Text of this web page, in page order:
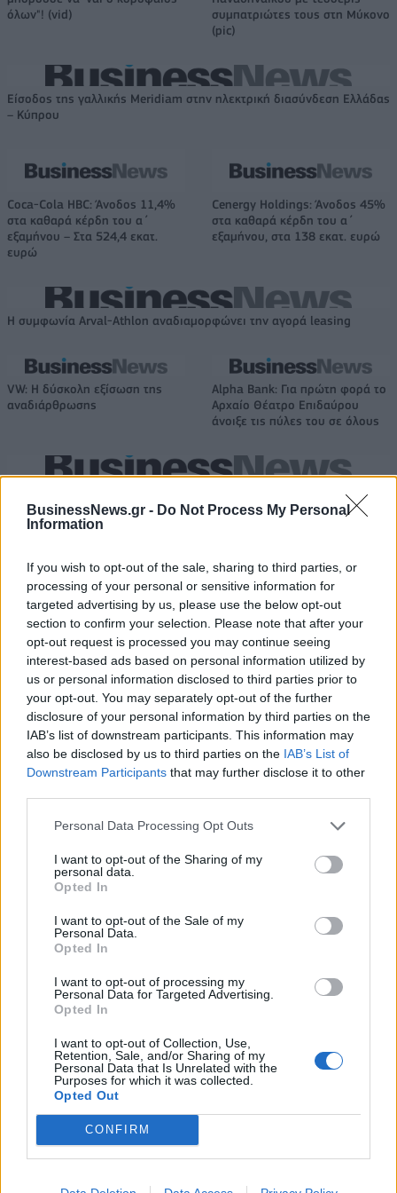
BusinessNews.gr - Do Not Process My Personal
Information
If you wish to opt-out of the sale, sharing to third parties, or
processing of your personal or sensitive information for
targeted advertising by us, please use the below opt-out
section to confirm your selection. Please note that after your
opt-out request is processed you may continue seeing
interest-based ads based on personal information utilized by
us or personal information disclosed to third parties prior to
your opt-out. You may separately opt-out of the further
disclosure of your personal information by third parties on the
IAB’s list of downstream participants. This information may
also be disclosed by us to third parties on the IAB’s List of
Downstream Participants that may further disclose it to other
Personal Data Processing Opt Outs
I want to opt-out of the Sharing of my
personal data.
Opted In
I want to opt-out of the Sale of my
Personal Data.
Opted In
I want to opt-out of processing my
Personal Data for Targeted Advertising.
Opted In
I want to opt-out of Collection, Use,
Retention, Sale, and/or Sharing of my
Personal Data that Is Unrelated with the
Purposes for which it was collected.
Opted Out
CONFIRM
όλων"! (vid)
συμπατριώτες τους στη Μύκονο
(pic)
Είσοδος της γαλλικής Meridiam στην ηλεκτρική διασύνδεση Ελλάδας
– Κύπρου
Coca-Cola HBC: Άνοδος 11,4%
στα καθαρά κέρδη του α΄
εξαμήνου – Στα 524,4 εκατ.
ευρώ
Cenergy Holdings: Άνοδος 45%
στα καθαρά κέρδη του α΄
εξαμήνου, στα 138 εκατ. ευρώ
Η συμφωνία Arval-Athlon αναδιαμορφώνει την αγορά leasing
VW: Η δύσκολη εξίσωση της
αναδιάρθρωσης
Alpha Bank: Για πρώτη φορά το
Αρχαίο Θέατρο Επιδαύρου
άνοιξε τις πύλες του σε όλους
βιωσιμότητα σε καθημερινή πράξη
Stoiximan: «Πού ήσουν;» στις μεγάλες στιγμές του Ολυμπιακού
ΠΕΡΙΣΣΌΤΕΡΑ ΣΕ ΑΥΤΉ ΤΗΝ ΚΑΤΗΓΟΡΊΑ
κινητοποιήσεις των
αγροτών σε πολλές χώρες
Επίθεση με μαχαίρι σε
κεντρικό σιδηροδρομικό
τραυματίες
03/02/2024 - 11:14